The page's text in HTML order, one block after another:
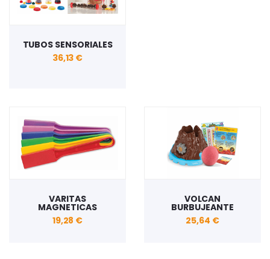
TUBOS SENSORIALES
36,13 €
VARITAS
MAGNETICAS
19,28 €
VOLCAN
BURBUJEANTE
25,64 €